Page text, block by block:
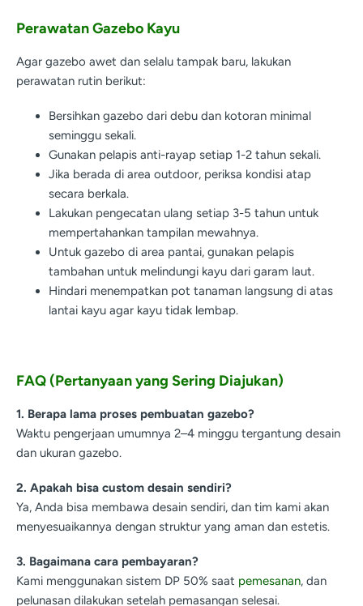
Perawatan Gazebo Kayu
Agar gazebo awet dan selalu tampak baru, lakukan
perawatan rutin berikut:
Bersihkan gazebo dari debu dan kotoran minimal
seminggu sekali.
Gunakan pelapis anti-rayap setiap 1-2 tahun sekali.
Jika berada di area outdoor, periksa kondisi atap
secara berkala.
Lakukan pengecatan ulang setiap 3-5 tahun untuk
mempertahankan tampilan mewahnya.
Untuk gazebo di area pantai, gunakan pelapis
tambahan untuk melindungi kayu dari garam laut.
Hindari menempatkan pot tanaman langsung di atas
lantai kayu agar kayu tidak lembap.
FAQ (Pertanyaan yang Sering Diajukan)
1. Berapa lama proses pembuatan gazebo?
Waktu pengerjaan umumnya 2–4 minggu tergantung desain
dan ukuran gazebo.
2. Apakah bisa custom desain sendiri?
Ya, Anda bisa membawa desain sendiri, dan tim kami akan
menyesuaikannya dengan struktur yang aman dan estetis.
3. Bagaimana cara pembayaran?
Kami menggunakan sistem DP 50% saat pemesanan, dan
pelunasan dilakukan setelah pemasangan selesai.